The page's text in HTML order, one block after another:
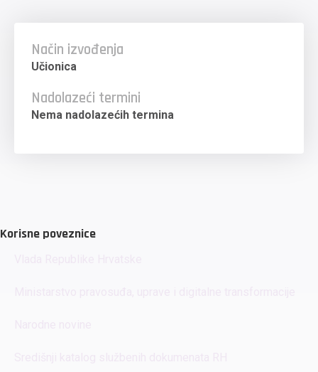
Način izvođenja
Učionica
Nadolazeći termini
Nema nadolazećih termina
Korisne poveznice